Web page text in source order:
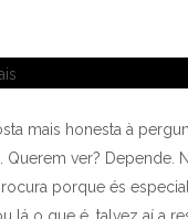
mais honesta à
Querem ver? Depende.
porque és
lá o que é, talvez aí a